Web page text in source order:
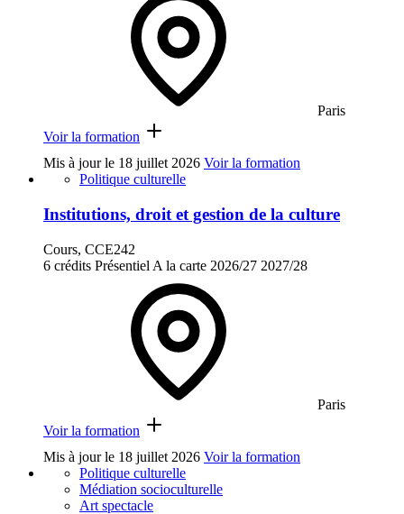
Paris
Voir la formation
Mis à jour le 18 juillet 2026 Voir la formation
Politique culturelle
Institutions, droit et gestion de la culture
Cours, CCE242
6 crédits Présentiel A la carte 2026/27 2027/28
Paris
Voir la formation
Mis à jour le 18 juillet 2026 Voir la formation
Politique culturelle
Médiation socioculturelle
Art spectacle